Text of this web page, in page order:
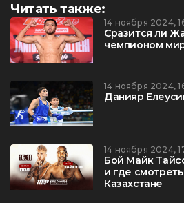
Читать также:
14 ноября 2024,
Сразится ли
чемпионом
14 ноября 2024,
Данияр
14 ноября 2024,
Бой Майк
и где
Казахстане